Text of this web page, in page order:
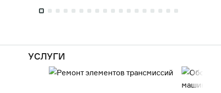
УСЛУГИ